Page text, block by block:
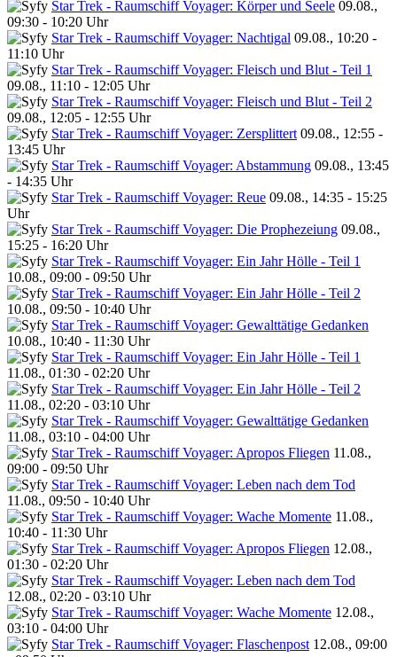
Star Trek - Raumschiff Voyager: Körper und Seele 09.08.,
09:30 - 10:20 Uhr
Star Trek - Raumschiff Voyager: Nachtigal 09.08., 10:20 -
11:10 Uhr
Star Trek - Raumschiff Voyager: Fleisch und Blut - Teil 1
09.08., 11:10 - 12:05 Uhr
Star Trek - Raumschiff Voyager: Fleisch und Blut - Teil 2
09.08., 12:05 - 12:55 Uhr
Star Trek - Raumschiff Voyager: Zersplittert 09.08., 12:55 -
13:45 Uhr
Star Trek - Raumschiff Voyager: Abstammung 09.08., 13:45
- 14:35 Uhr
Star Trek - Raumschiff Voyager: Reue 09.08., 14:35 - 15:25
Uhr
Star Trek - Raumschiff Voyager: Die Prophezeiung 09.08.,
15:25 - 16:20 Uhr
Star Trek - Raumschiff Voyager: Ein Jahr Hölle - Teil 1
10.08., 09:00 - 09:50 Uhr
Star Trek - Raumschiff Voyager: Ein Jahr Hölle - Teil 2
10.08., 09:50 - 10:40 Uhr
Star Trek - Raumschiff Voyager: Gewalttätige Gedanken
10.08., 10:40 - 11:30 Uhr
Star Trek - Raumschiff Voyager: Ein Jahr Hölle - Teil 1
11.08., 01:30 - 02:20 Uhr
Star Trek - Raumschiff Voyager: Ein Jahr Hölle - Teil 2
11.08., 02:20 - 03:10 Uhr
Star Trek - Raumschiff Voyager: Gewalttätige Gedanken
11.08., 03:10 - 04:00 Uhr
Star Trek - Raumschiff Voyager: Apropos Fliegen 11.08.,
09:00 - 09:50 Uhr
Star Trek - Raumschiff Voyager: Leben nach dem Tod
11.08., 09:50 - 10:40 Uhr
Star Trek - Raumschiff Voyager: Wache Momente 11.08.,
10:40 - 11:30 Uhr
Star Trek - Raumschiff Voyager: Apropos Fliegen 12.08.,
01:30 - 02:20 Uhr
Star Trek - Raumschiff Voyager: Leben nach dem Tod
12.08., 02:20 - 03:10 Uhr
Star Trek - Raumschiff Voyager: Wache Momente 12.08.,
03:10 - 04:00 Uhr
Star Trek - Raumschiff Voyager: Flaschenpost 12.08., 09:00